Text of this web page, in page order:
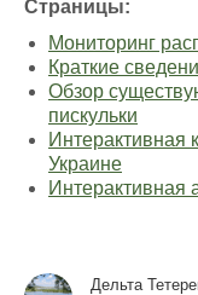
Страницы:
Мониторинг
Краткие
Обзор
пискульки
Интерактивная
Украине
Интерактивная
Дельта